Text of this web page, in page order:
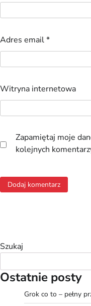
Adres email*
Witryna internetowa
Zapamiętaj moje
kolejnych
Szukaj
Ostatnie posty
Grok co to – pełny